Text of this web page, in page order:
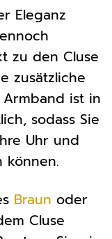
Eleganz
zu den Cluse
zusätzliche
Armband ist in
sodass Sie
Uhr und
können.
Braun oder
Cluse